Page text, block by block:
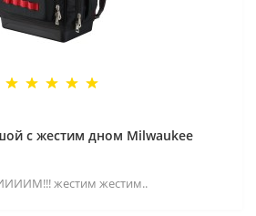
с жестим дном Milwaukee
жестим жестим..